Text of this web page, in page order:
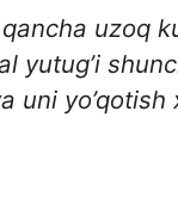
qancha uzoq
yutug’i
uni